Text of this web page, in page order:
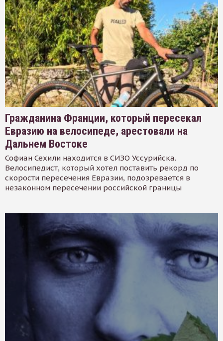
Гражданина Франции, который пересекал
Евразию на велосипеде, арестовали на
Дальнем Востоке
Софиан Сехили находится в СИЗО Уссурийска.
Велосипедист, который хотел поставить рекорд по
скорости пересечения Евразии, подозревается в
незаконном пересечении российской границы